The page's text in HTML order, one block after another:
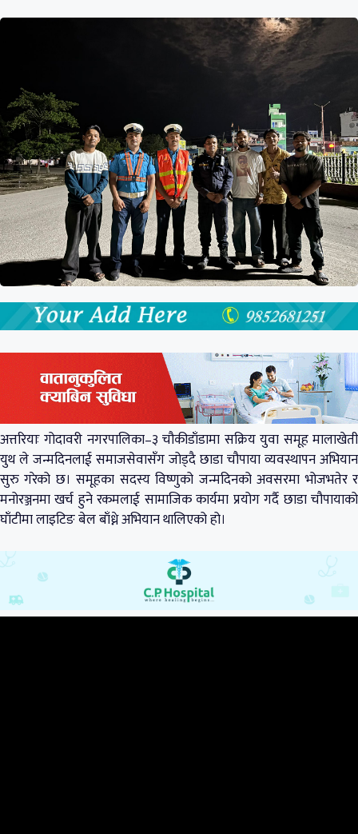
अत्तरियाः गोदावरी नगरपालिका–३ चौकीडाँडामा सक्रिय युवा समूह मालाखेती
युथ ले जन्मदिनलाई समाजसेवासँग जोड्दै छाडा चौपाया व्यवस्थापन अभियान
सुरु गरेको छ। समूहका सदस्य विष्णुको जन्मदिनको अवसरमा भोजभतेर र
मनोरञ्जनमा खर्च हुने रकमलाई सामाजिक कार्यमा प्रयोग गर्दै छाडा चौपायाको
घाँटीमा लाइटिङ बेल बाँध्ने अभियान थालिएको हो।